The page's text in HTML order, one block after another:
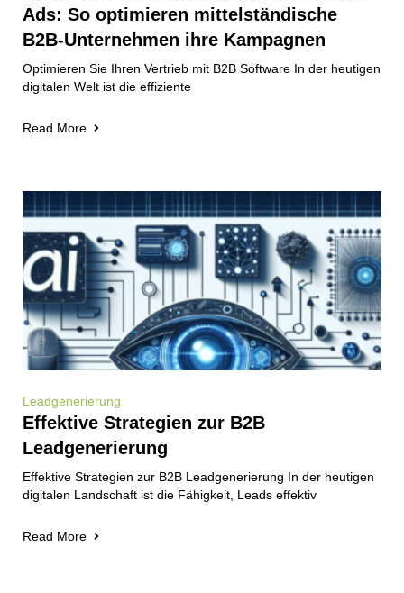
Ads: So optimieren mittelständische
B2B-Unternehmen ihre Kampagnen
Optimieren Sie Ihren Vertrieb mit B2B Software In der heutigen
digitalen Welt ist die effiziente
Read More
Leadgenerierung
Effektive Strategien zur B2B
Leadgenerierung
Effektive Strategien zur B2B Leadgenerierung In der heutigen
digitalen Landschaft ist die Fähigkeit, Leads effektiv
Read More